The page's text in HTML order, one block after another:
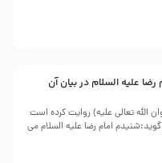
رضا علیه السلام در بیان آن
تعالی علیه) روایت کرده است
امام رضا علیه السلام می